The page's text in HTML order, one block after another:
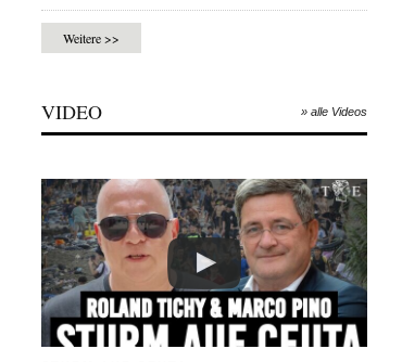
Weitere >>
VIDEO » alle Videos